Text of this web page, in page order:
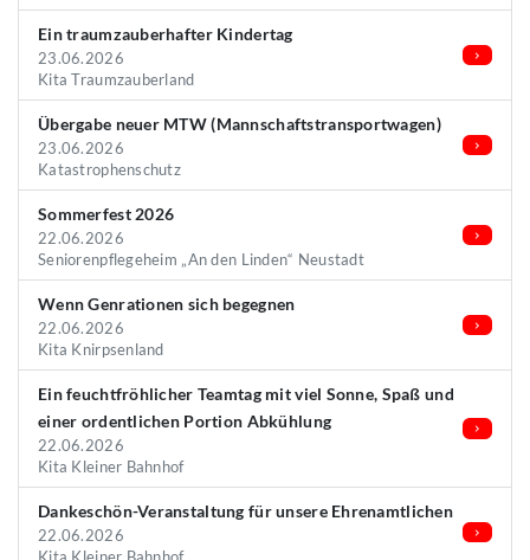
Ein traumzauberhafter Kindertag
23.06.2026
Kita Traumzauberland
Übergabe neuer MTW (Mannschaftstransportwagen)
23.06.2026
Katastrophenschutz
Sommerfest 2026
22.06.2026
Seniorenpflegeheim „An den Linden“ Neustadt
Wenn Genrationen sich begegnen
22.06.2026
Kita Knirpsenland
Ein feuchtfröhlicher Teamtag mit viel Sonne, Spaß und
einer ordentlichen Portion Abkühlung
22.06.2026
Kita Kleiner Bahnhof
Dankeschön-Veranstaltung für unsere Ehrenamtlichen
22.06.2026